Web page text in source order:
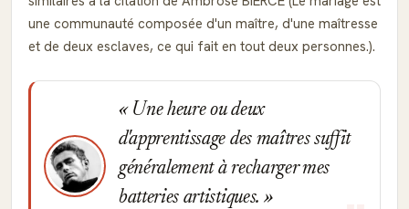
une communauté composée d'un maître, d'une maîtresse
et de deux esclaves, ce qui fait en tout deux personnes.).
Une heure ou deux
d'apprentissage des maîtres suffit
généralement à recharger mes
batteries artistiques.